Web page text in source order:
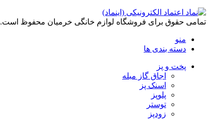
تمامی حقوق برای فروشگاه لوازم خانگی خرمیان محفوظ است.
منو
دسته بندی ها
پخت و پز
اجاق گاز مبله
اسنک پز
پلوپز
توستر
زودپز